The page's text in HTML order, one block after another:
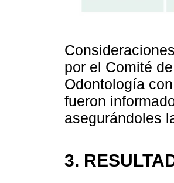
por el Comité
Odontología
fueron
asegurándoles
3.